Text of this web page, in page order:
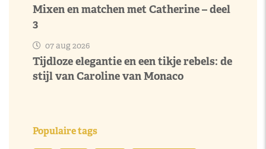
Mixen en matchen met Catherine – deel
3
07 aug 2026
Tijdloze elegantie en een tikje rebels: de
stijl van Caroline van Monaco
Populaire tags